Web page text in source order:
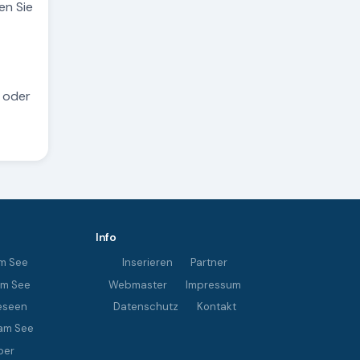
Sie
oder
See
See
See
Info
Inserieren
Partner
Webmaster
Impressum
Datenschutz
Kontakt